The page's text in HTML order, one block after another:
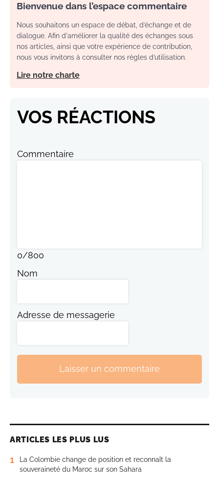
Bienvenue dans l’espace commentaire
Nous souhaitons un espace de débat, d’échange et de
dialogue. Afin d'améliorer la qualité des échanges sous
nos articles, ainsi que votre expérience de contribution,
nous vous invitons à consulter nos règles d’utilisation.
Lire notre charte
VOS RÉACTIONS
Commentaire
0/800
Nom
Adresse de messagerie
Laisser un commentaire
ARTICLES LES PLUS LUS
1
La Colombie change de position et reconnaît la
souveraineté du Maroc sur son Sahara